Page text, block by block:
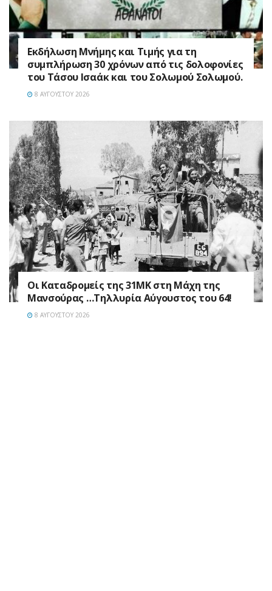
Εκδήλωση Μνήμης και Τιμής για τη
συμπλήρωση 30 χρόνων από τις δολοφονίες
του Τάσου Ισαάκ και του Σολωμού Σολωμού.
8 ΑΥΓΟΎΣΤΟΥ 2026
Οι Καταδρομείς της 31ΜΚ στη Mάχη της
Μανσούρας …Τηλλυρία Αύγουστος του 64!
8 ΑΥΓΟΎΣΤΟΥ 2026